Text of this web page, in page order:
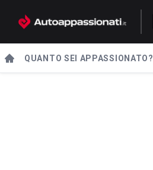
QUANTO SEI APPASSIONATO?